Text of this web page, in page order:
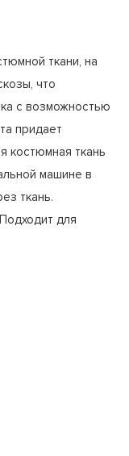
ткани, на
что
с возможностью
придает
костюмная ткань
машине в
ткань.
для